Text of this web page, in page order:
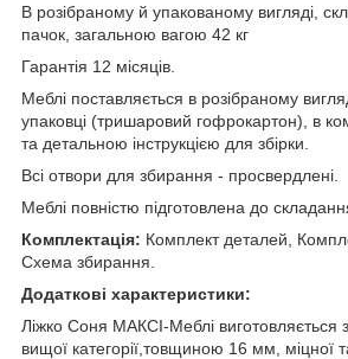
В розібраному й упакованому вигляді,
пачок, загальною вагою 42 кг
Гарантія 12 місяців.
Меблі поставляється в розібраному
упаковці (тришаровий гофрокартон), в
та детальною інструкцією для збірки.
Всі отвори для збирання - просвердлені.
Меблі повністю підготовлена до
Комплектація: Комплект деталей,
Схема збирання.
Додаткові характеристики:
Ліжко Соня МАКСІ-Меблі виготовляється
вищої категорії,товщиною 16 мм, міцної